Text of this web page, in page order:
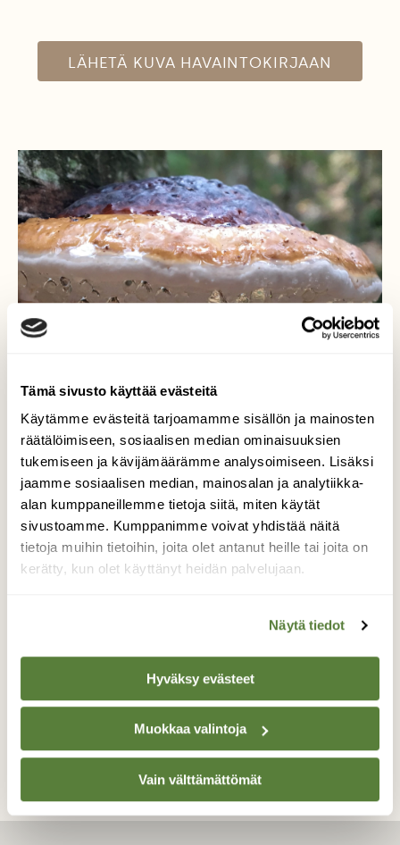
Tämä sivusto käyttää evästeitä
Käytämme evästeitä tarjoamamme sisällön ja mainosten
räätälöimiseen, sosiaalisen median ominaisuuksien
tukemiseen ja kävijämäärämme analysoimiseen. Lisäksi
jaamme sosiaalisen median, mainosalan ja analytiikka-
alan kumppaneillemme tietoja siitä, miten käytät
sivustoamme. Kumppanimme voivat yhdistää näitä
tietoja muihin tietoihin, joita olet antanut heille tai joita on
kerätty, kun olet käyttänyt heidän palvelujaan.
Näytä tiedot
Hyväksy evästeet
Muokkaa valintoja
Vain välttämättömät
LÄHETÄ KUVA HAVAINTOKIRJAAN
Kantokääpä
Sieniretkellä pysäytti lahon koivun rungolla
kasvava, näyttävästi pisaroiva kantokääpä
TAKAISIN LISTAAN